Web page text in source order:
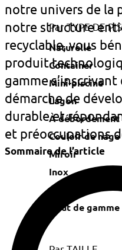
Par TYPE DE
Naturelle
Container
Mini-piscine
Lagon
À débordement
Couloir de nage
Miroir
Inox
Carrelée
Haut de gamme
notre univers de la
notre structure
recyclable, vous
produit
gamme s’inscrivant
démarche de
durable et
et préoccupations
Sommaire de l’article